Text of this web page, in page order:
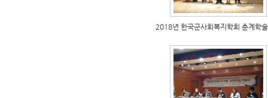
2018년 한국군사회복지학회 춘계학